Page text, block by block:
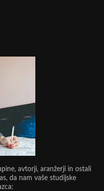
avtorji, aranžerji in ostali
da nam vaše studijske